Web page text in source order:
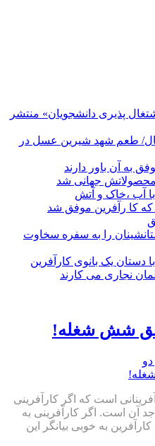
پذیری دانشجویان» منتشر
طعم شهد شیرین عسل‌ در
به آن باور دارند
محصولاتش جهانی شد
با آب ،خاک و آتش
کا رآفرین موفق شد
را به سفره سخاوت
یک بانوی کارآفرین
نجاری می کارند
شش شغله!
دو
است که اگر کارآفرینی
آن است. اگر کارآفرینی به
به خوبی بیانگر این